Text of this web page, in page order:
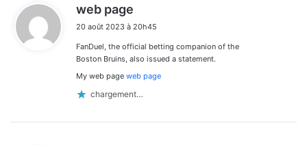
web page
t
:
20 août 2023 à 20h45
FanDuel, the official betting companion of the
Boston Bruins, also issued a statement.
My web page web page
chargement…